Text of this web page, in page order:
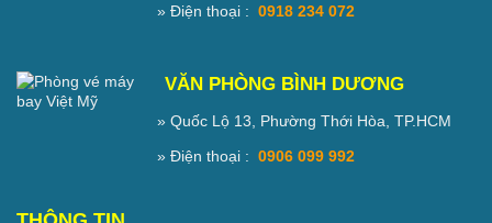
» Điện thoại : 0918 234 072
VĂN PHÒNG BÌNH DƯƠNG
» Quốc Lộ 13, Phường Thới Hòa, TP.HCM
» Điện thoại : 0906 099 992